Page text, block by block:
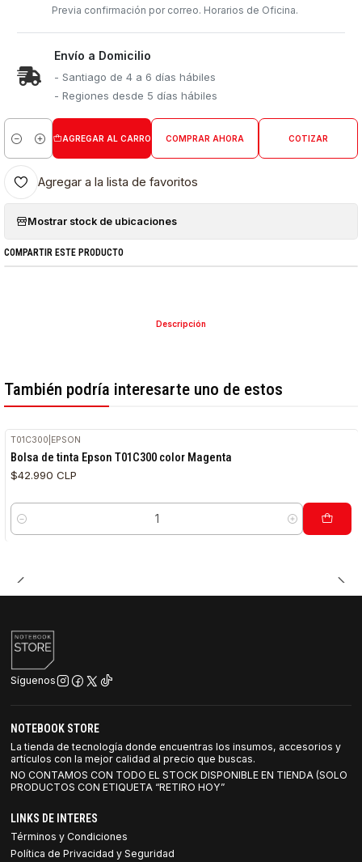
Previa confirmación por correo. Horarios de Oficina.
Envío a Domicilio
- Santiago de 4 a 6 días hábiles
- Regiones desde 5 días hábiles
Cantidad
AGREGAR AL CARRO COMPRAR AHORA COTIZAR
Agregar a la lista de favoritos
Mostrar stock de ubicaciones
COMPARTIR ESTE PRODUCTO
Descripción
También podría interesarte uno de estos
T01C300 EPSON
Bolsa de tinta Epson T01C300 color Magenta
$42.990 CLP
Cantidad
Síguenos
NOTEBOOK STORE
La tienda de tecnología donde encuentras los insumos, accesorios y
artículos con la mejor calidad al precio que buscas.
NO CONTAMOS CON TODO EL STOCK DISPONIBLE EN TIENDA (SOLO
PRODUCTOS CON ETIQUETA “RETIRO HOY”
LINKS DE INTERES
Términos y Condiciones
Política de Privacidad y Seguridad